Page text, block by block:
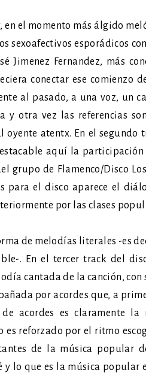
el momento más álgido
sexoafectivos esporádicos
Jimenez Fernandez, más
conectar ese comienzo
al pasado, a una voz, un
otra vez las referencias
atentx. En el segundo
aquí la
grupo de Flamenco/Disco
para el disco aparece el
por las clases
de melodías literales -es
. En el tercer track del
cantada de la canción, con
por acordes que, a
acordes es claramente la
es reforzado por el ritmo
de la música popular
lo que es la música popular